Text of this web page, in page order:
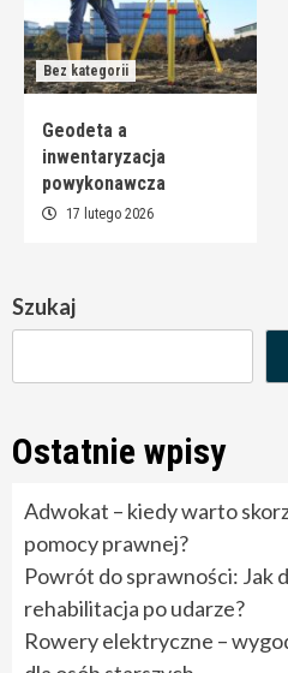
Bez kategorii
Geodeta a
inwentaryzacja
powykonawcza
17 lutego 2026
Szukaj
Ostatnie wpisy
Adwokat – kiedy warto
pomocy prawnej?
Powrót do sprawności: Jak
rehabilitacja po udarze?
Rowery elektryczne –